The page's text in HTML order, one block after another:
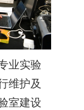
业实验
维护及
室建设